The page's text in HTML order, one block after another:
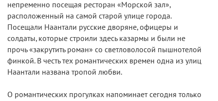
непременно посещая ресторан «Морской зал»,
расположенный на самой старой улице города.
Посещали Наантали русские дворяне, офицеры и
солдаты, которые строили здесь казармы и были не
прочь «закрутить роман» со светловолосой пышнотелой
финкой. В честь тех романтических времен одна из улиц
Наантали названа тропой любви.
О романтических прогулках напоминает сегодня только